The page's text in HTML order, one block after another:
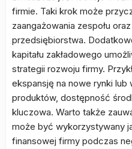
firmie. Taki krok może
zaangażowania zespołu
przedsiębiorstwa.
kapitału zakładowego
strategii rozwoju firmy.
ekspansję na nowe rynki
produktów, dostępność
kluczowa. Warto także
może być wykorzystywany
finansowej firmy podczas